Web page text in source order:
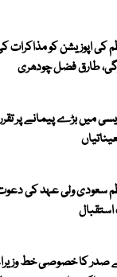
کی اپوزیشن کو مذاکرات
طارق فضل چودھری
میں بڑے پیمانے پر
سعودی ولی عہد کی
استقبال
صدر کا خصوصی خط